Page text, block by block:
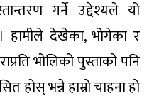
गर्ने उद्देश्यले यो
हामीले देखेका, भोगेका र
भोलिको पुस्ताको पनि
होस् भन्ने हाम्रो चाहना हो